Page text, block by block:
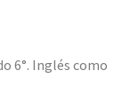
6°. Inglés como